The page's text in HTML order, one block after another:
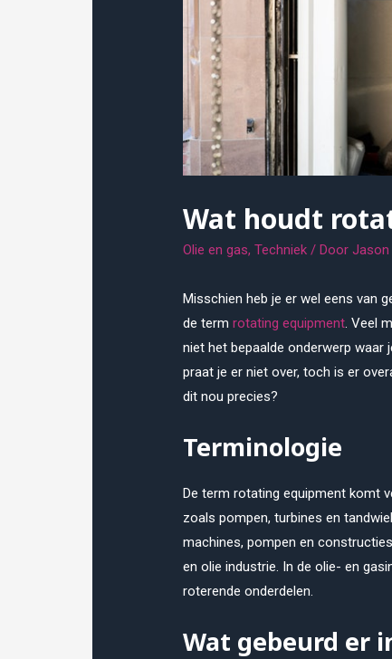
Wat houdt
Olie en gas,Techniek / DoorJason
Misschien heb je er wel eens van
de termrotating equipment. Veel
niet het bepaalde onderwerp waar
praat je er niet over, toch is er
dit nou precies?
Terminologie
De term rotating equipment komt
zoals pompen, turbines en
machines, pompen en
en olie industrie. In de olie- en
roterende onderdelen.
Wat gebeurd er